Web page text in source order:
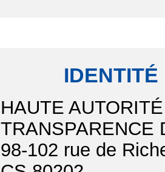
HAUTE
TRANSPARENCE
98-102 rue de